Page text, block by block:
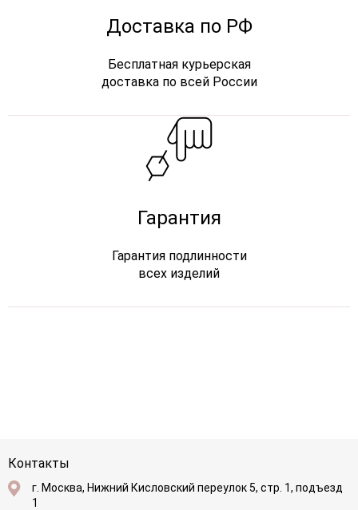
Доставка по РФ
Бесплатная курьерская
доставка по всей России
Гарантия
Гарантия подлинности
всех изделий
Контакты
г. Москва, Нижний Кисловский переулок 5, стр. 1, подъезд
1